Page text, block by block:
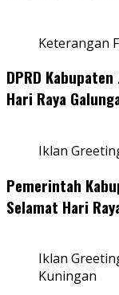
Keterangan
DPRD
Hari Raya
Iklan
Pemerintah
Selamat Hari
Iklan
Kuningan